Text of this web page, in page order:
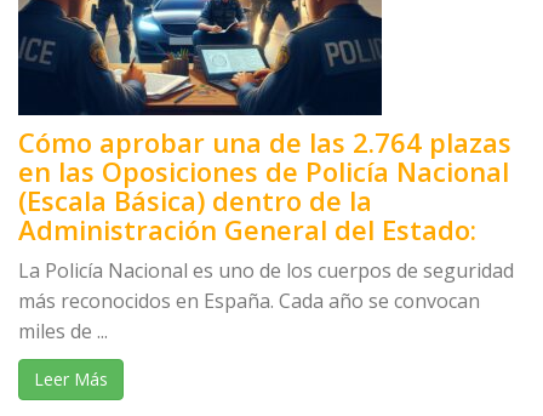
Cómo aprobar una de las 2.764 plazas
en las Oposiciones de Policía Nacional
(Escala Básica) dentro de la
Administración General del Estado:
La Policía Nacional es uno de los cuerpos de seguridad
más reconocidos en España. Cada año se convocan
miles de ...
Leer Más